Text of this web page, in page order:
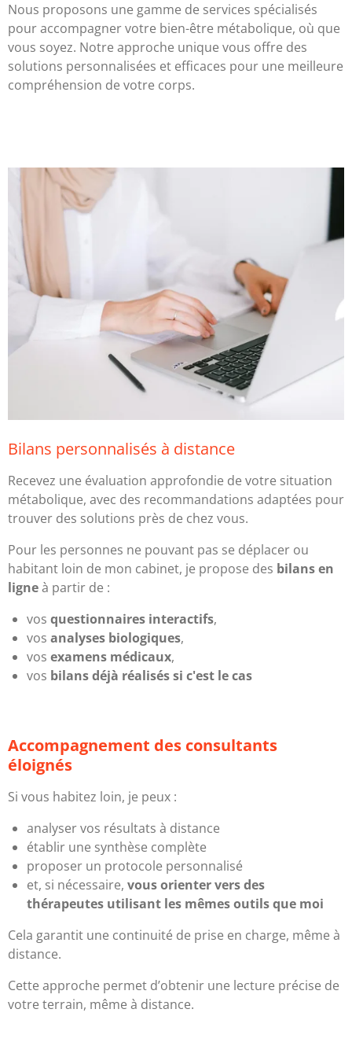
Nous proposons une gamme de services spécialisés
pour accompagner votre bien-être métabolique, où que
vous soyez. Notre approche unique vous offre des
solutions personnalisées et efficaces pour une meilleure
compréhension de votre corps.
Bilans personnalisés à distance
Recevez une évaluation approfondie de votre situation
métabolique, avec des recommandations adaptées pour
trouver des solutions près de chez vous.
Pour les personnes ne pouvant pas se déplacer ou
habitant loin de mon cabinet, je propose des bilans en
ligneà partir de :
vos questionnaires interactifs,
vos analyses biologiques,
vos examens médicaux,
vos bilans déjà réalisés si c'est le cas
Accompagnement des consultants
éloignés
Si vous habitez loin, je peux :
analyser vos résultats à distance
établir une synthèse complète
proposer un protocole personnalisé
et, si nécessaire, vous orienter vers des
thérapeutes utilisant les mêmes outils que moi
Cela garantit une continuité de prise en charge, même à
distance.
Cette approche permet d’obtenir une lecture précise de
votre terrain, même à distance.